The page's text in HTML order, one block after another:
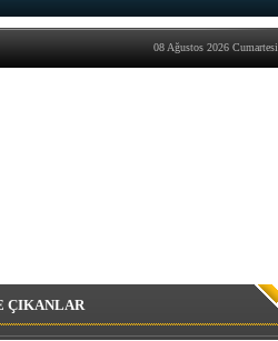
08 Ağustos 2026 Cumartesi
ÇIKANLAR